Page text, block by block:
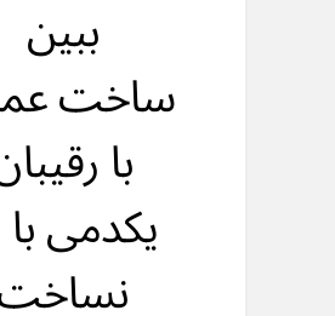
ببین
ساخت
با
یکدمی